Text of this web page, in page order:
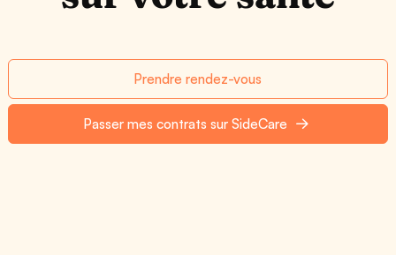
Prendre rendez-vous
Passer mes contrats sur SideCare